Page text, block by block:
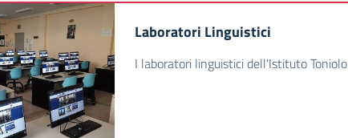
Laboratori Linguistici
I laboratori linguistici dell'Istituto Toniolo